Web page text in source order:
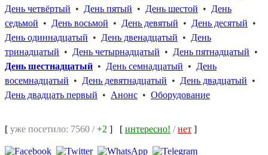
День четвёртый • День пятый • День шестой • День
седьмой • День восьмой • День девятый • День десятый •
День одиннадцатый • День двенадцатый • День
тринадцатый • День четырнадцатый • День пятнадцатый •
День шестнадцатый • День семнадцатый • День
восемнадцатый • День девятнадцатый • День двадцатый •
День двадцать первый • Анонс • Оборудование
[ уже посетило: 7560 /+2 ] [ интересно! /нет ]